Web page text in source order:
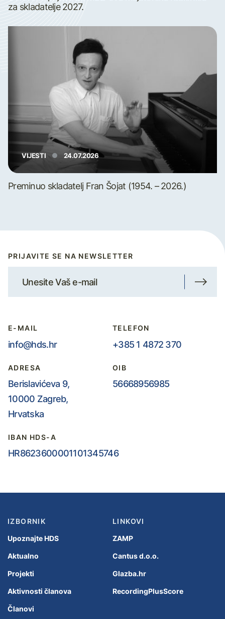
za skladatelje 2027.
VIJESTI 24.07.2026
Preminuo skladatelj Fran Šojat (1954. – 2026.)
PRIJAVITE SE NA NEWSLETTER
E-MAIL
info@hds.hr
TELEFON
+385 1 4872 370
ADRESA
Berislavićeva 9,
10000 Zagreb,
Hrvatska
OIB
56668956985
IBAN HDS-A
HR8623600001101345746
IZBORNIK
Upoznajte HDS
Aktualno
Projekti
Aktivnosti članova
Članovi
LINKOVI
ZAMP
Cantus d.o.o.
Glazba.hr
RecordingPlusScore